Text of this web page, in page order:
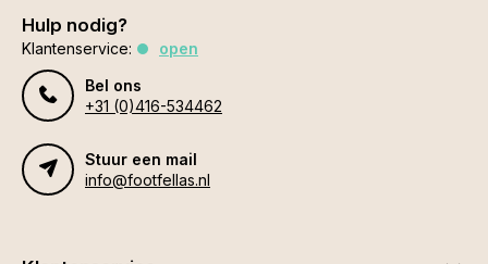
Hulp nodig?
Klantenservice:
open
Bel ons
+31 (0)416-534462
Stuur een mail
info@footfellas.nl